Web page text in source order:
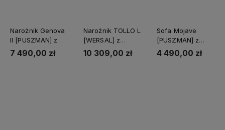
Narożnik Genova
II [PUSZMAN] z
funkcją spania
7 490,00 zł
Narożnik TOLLO L
[WERSAL] z
funkcją relaks i
elektrycznym
10 309,00 zł
Sofa Mojave
[PUSZMAN] z
funkcją spania i
pojemnikiem
4 490,00 zł